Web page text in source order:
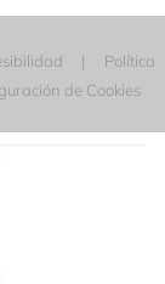
Política
de Cookies